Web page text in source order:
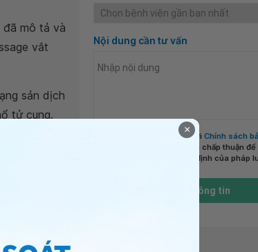
đã mô tả và
vắt
sản dịch
tử cung.
Sản phụ
Nội dung cần tư vấn
Tôi đã đọc và đồng ý với Chính sách
và chấp thuận
DLCN của tôi theo quy định của pháp
Gửi thông tin
×